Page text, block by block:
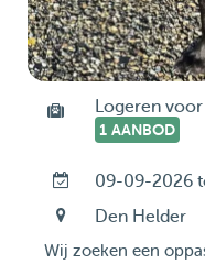
Logeren
1 AANBOD
09-09-2026
Den Helder
Wij zoeken een